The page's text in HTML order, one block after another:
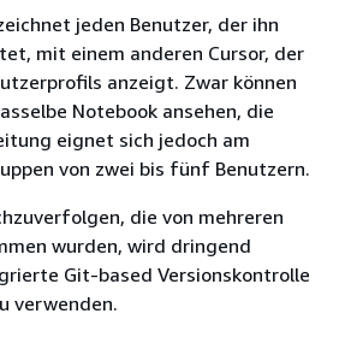
jeden Benutzer, der ihn
mit einem anderen Cursor, der
anzeigt. Zwar können
Notebook ansehen, die
eignet sich jedoch am
von zwei bis fünf Benutzern.
die von mehreren
wurden, wird dringend
Git-based Versionskontrolle
verwenden.